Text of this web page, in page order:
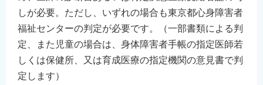
しが必要。ただし、いずれの場合も東京都心身障害者
福祉センターの判定が必要です。（一部書類による判
定、また児童の場合は、身体障害者手帳の指定医師若
しくは保健所、又は育成医療の指定機関の意見書で判
定します）